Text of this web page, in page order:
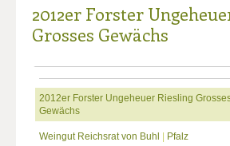
2012er Forster
Grosses Gewächs
2012er Forster Ungeheuer Riesling
Gewächs
Weingut Reichsrat von Buhl Pfalz